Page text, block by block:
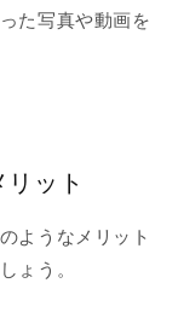
た写真や動画を
ット
ようなメリット
ょう。